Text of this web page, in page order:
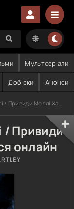
Мультсеріали
Добірки Анонси
Моллі Хартлі
/ Привиди
онлайн